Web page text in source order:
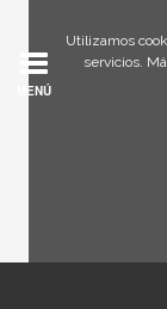
Utilizamos
servicios.
MENÚ